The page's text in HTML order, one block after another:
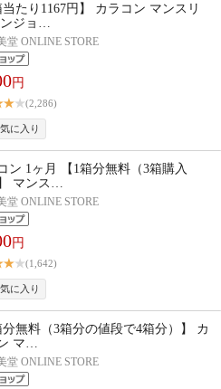
当たり1167円】 カラコン マンスリ
ジョ…
堂 ONLINE STORE
円
(2,286)
ン 1ヶ月 【1箱分無料（3箱購入
マンス…
堂 ONLINE STORE
円
(1,642)
分無料（3箱分の値段で4箱分）】 カ
マ…
堂 ONLINE STORE